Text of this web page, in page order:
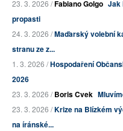
23. 3. 2026 /Fabiano Golgo Jak
propasti
24. 3. 2026 /Maďarský volební
stranu ze z...
1. 3. 2026 /Hospodaření
2026
23. 3. 2026 /Boris Cvek
23. 3. 2026 /Krize na Blízkém
na íránské...